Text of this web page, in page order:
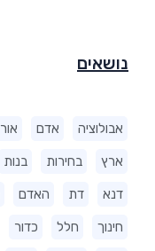
נושאים
אבולוציה אדם אור
ארץ בחירות בנות
דנא דת האדם
חינוך חלל כדור